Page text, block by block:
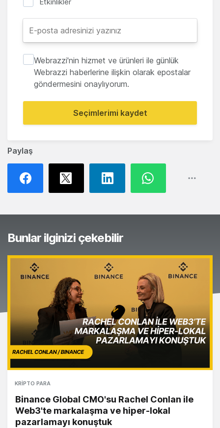
Paylaş
Webrazzi'nin hizmet ve ürünleri ile günlük
Webrazzi haberlerine ilişkin olarak epostalar
göndermesini onaylıyorum.
Seçimlerimi kaydet
Bunlar ilginizi çekebilir
KRIPTO PARA
Binance Global CMO'su Rachel Conlan ile
Web3'te markalaşma ve hiper-lokal
pazarlamayı konuştuk